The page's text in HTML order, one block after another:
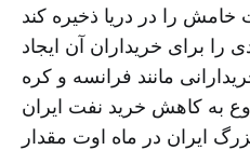
را در دریا ذخیره کند
را برای خریداران آن ایجاد
مانند فرانسه و کره
به کاهش خرید نفت ایران
ایران در ماه اوت مقدار